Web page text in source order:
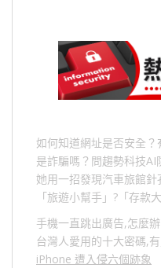
如何知道網址是否安全？
是詐騙嗎？問趨勢科技AI
她用一招發現汽車旅館
「旅遊小幫手」 ? 「存款
手機一直跳出廣告,怎麼辦
台灣人愛用的十大密碼,
iPhone 遭入侵六個跡象